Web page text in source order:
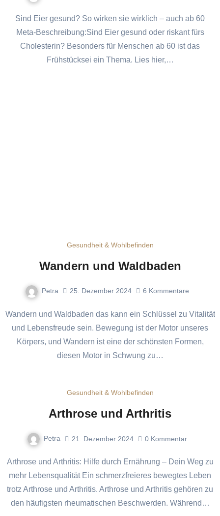
Sind Eier gesund? So wirken sie wirklich – auch ab 60
Meta-Beschreibung:Sind Eier gesund oder riskant fürs
Cholesterin? Besonders für Menschen ab 60 ist das
Frühstücksei ein Thema. Lies hier,…
Gesundheit & Wohlbefinden
Wandern und Waldbaden
Petra 25. Dezember 2024 6 Kommentare
Wandern und Waldbaden das kann ein Schlüssel zu Vitalität
und Lebensfreude sein. Bewegung ist der Motor unseres
Körpers, und Wandern ist eine der schönsten Formen,
diesen Motor in Schwung zu…
Gesundheit & Wohlbefinden
Arthrose und Arthritis
Petra 21. Dezember 2024 0 Kommentar
Arthrose und Arthritis: Hilfe durch Ernährung – Dein Weg zu
mehr Lebensqualität Ein schmerzfreieres bewegtes Leben
trotz Arthrose und Arthritis. Arthrose und Arthritis gehören zu
den häufigsten rheumatischen Beschwerden. Während…